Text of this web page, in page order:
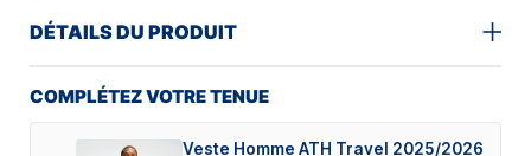
DÉTAILS DU PRODUIT
COMPLÉTEZ VOTRE TENUE
Veste Homme ATH Travel 2025/2026